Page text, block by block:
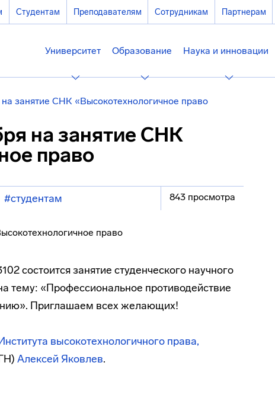
Студентам Преподавателям Сотрудникам Партнерам
Университет Образование Наука и инновации
занятие СНК «Высокотехнологичное право
на занятие СНК
право
#студентам 843 просмотра
состоится занятие студенческого научного
тему: «Профессиональное противодействие
Приглашаем всех желающих!
высокотехнологичного права,
Алексей Яковлев.